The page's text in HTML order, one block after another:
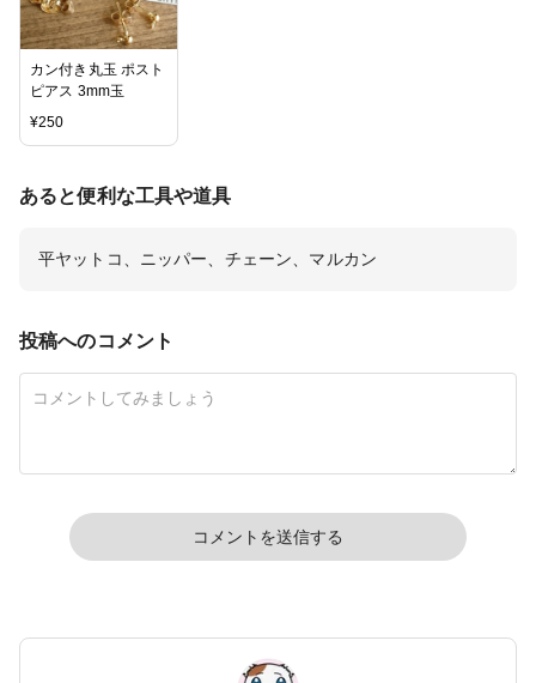
カン付き丸玉 ポスト
ピアス 3mm玉
¥250
あると便利な工具や道具
平ヤットコ、ニッパー、チェーン、マルカン
投稿へのコメント
コメントを送信する